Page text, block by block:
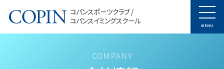
コパンスポーツクラブ /
コパンスイミングスクール
MENU